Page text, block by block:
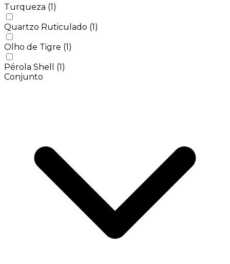
Turqueza (1)
Quartzo Ruticulado (1)
Olho de Tigre (1)
Pérola Shell (1)
Conjunto